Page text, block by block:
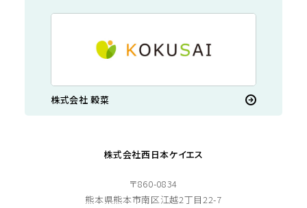
株式会社 穀菜
株式会社西日本ケイエス
〒860-0834
熊本県熊本市南区江越2丁目22-7